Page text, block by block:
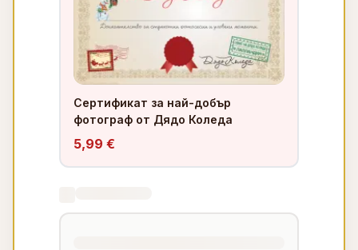
Сертификат за най-добър
фотограф от Дядо Коледа
5,99 €